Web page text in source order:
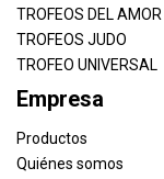
TROFEOS DEL AMOR
TROFEOS JUDO
TROFEO UNIVERSAL
Empresa
Productos
Quiénes somos